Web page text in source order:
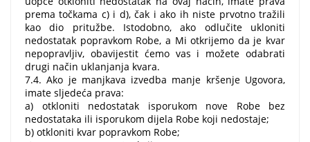
prema točkama c) i d), čak i ako ih niste prvotno tražili
kao dio pritužbe. Istodobno, ako odlučite ukloniti
nedostatak popravkom Robe, a Mi otkrijemo da je kvar
nepopravljiv, obavijestit ćemo vas i možete odabrati
drugi način uklanjanja kvara.
7.4. Ako je manjkava izvedba manje kršenje Ugovora,
imate sljedeća prava:
a) otkloniti nedostatak isporukom nove Robe bez
nedostataka ili isporukom dijela Robe koji nedostaje;
b) otkloniti kvar popravkom Robe;